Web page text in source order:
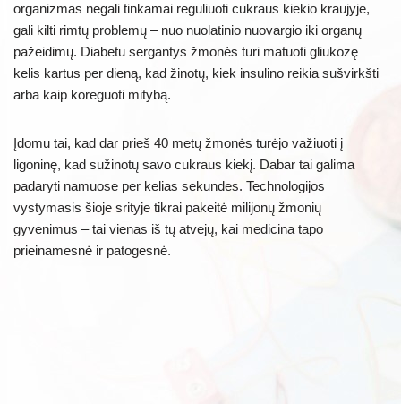
organizmas negali tinkamai reguliuoti cukraus kiekio kraujyje,
gali kilti rimtų problemų – nuo nuolatinio nuovargio iki organų
pažeidimų. Diabetu sergantys žmonės turi matuoti gliukozę
kelis kartus per dieną, kad žinotų, kiek insulino reikia sušvirkšti
arba kaip koreguoti mitybą.
Įdomu tai, kad dar prieš 40 metų žmonės turėjo važiuoti į
ligoninę, kad sužinotų savo cukraus kiekį. Dabar tai galima
padaryti namuose per kelias sekundes. Technologijos
vystymasis šioje srityje tikrai pakeitė milijonų žmonių
gyvenimus – tai vienas iš tų atvejų, kai medicina tapo
prieinamesnė ir patogesnė.